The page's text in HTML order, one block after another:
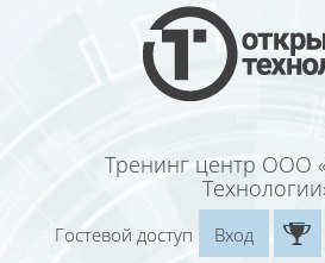
Перейти к основному содержанию
Тренинг центр ООО
Гостевой доступ
Вход